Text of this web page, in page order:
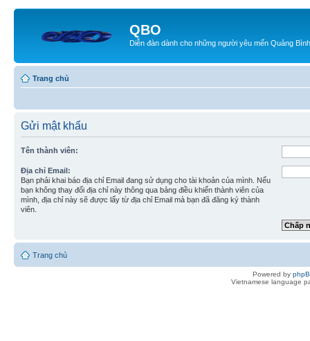
QBO
Diễn đàn dành cho những người yêu mến Quảng Bình
Trang chủ
Gửi mật khẩu
Tên thành viên:
Địa chỉ Email:
Bạn phải khai báo địa chỉ Email đang sử dụng cho tài khoản của mình. Nếu
bạn không thay đổi địa chỉ này thông qua bảng điều khiển thành viên của
mình, địa chỉ này sẽ được lấy từ địa chỉ Email mà bạn đã đăng ký thành
viên.
Trang chủ
Powered by
Vietnamese language